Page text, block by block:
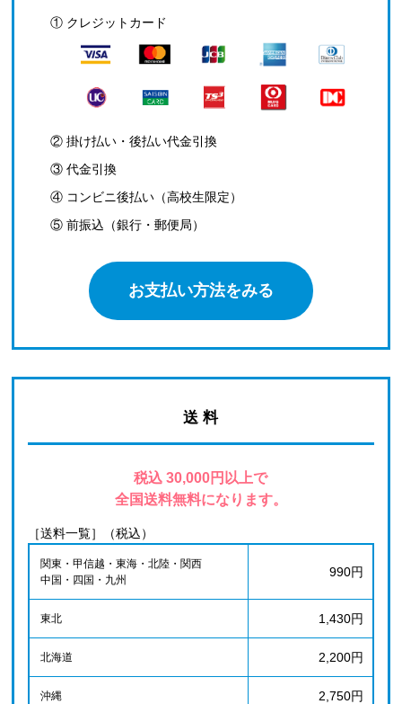
① クレジットカード
② 掛け払い・後払い代金引換
③ 代金引換
④ コンビニ後払い（高校生限定）
⑤ 前振込（銀行・郵便局）
お支払い方法をみる
送 料
税込 30,000円以上で
全国送料無料になります。
［送料一覧］（税込）
関東・甲信越・東海・北陸・関西
中国・四国・九州
990円
東北 1,430円
北海道 2,200円
沖縄 2,750円